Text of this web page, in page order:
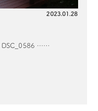
2023.01.28
DSC_0586 ……